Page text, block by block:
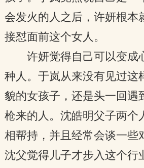
会发火的人之后，许妍根本
接怼面前这个女人。
许妍觉得自己可以变成
种人。于岚从来没有见过这
貌的女孩子，还是头一回遇
枪来的人。沈皓明父子两个
相帮持，并且经常会谈一些
沈父觉得儿子才步入这个行